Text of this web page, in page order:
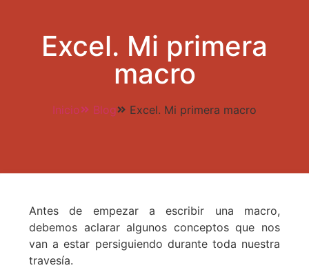
Excel. Mi primera
macro
Inicio Blog Excel. Mi primera macro
Antes de empezar a escribir una macro,
debemos aclarar algunos conceptos que nos
van a estar persiguiendo durante toda nuestra
travesía.